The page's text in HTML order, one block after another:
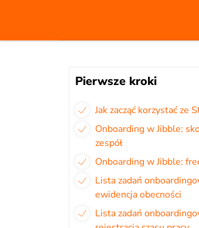
Pierwsze kroki
Jak zacząć korzystać ze
Onboarding w Jibble:
zespół
Onboarding w Jibble:
Lista zadań
ewidencja obecności
Lista zadań